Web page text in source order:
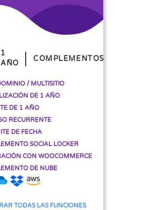
1
AÑO
COMPLEMENTOS
/ MULTISITIO
DE 1 AÑO
DE 1 AÑO
RECURRENTE
DE FECHA
SOCIAL LOCKER
CON WOOCOMMERCE
DE NUBE
TODAS LAS FUNCIONES